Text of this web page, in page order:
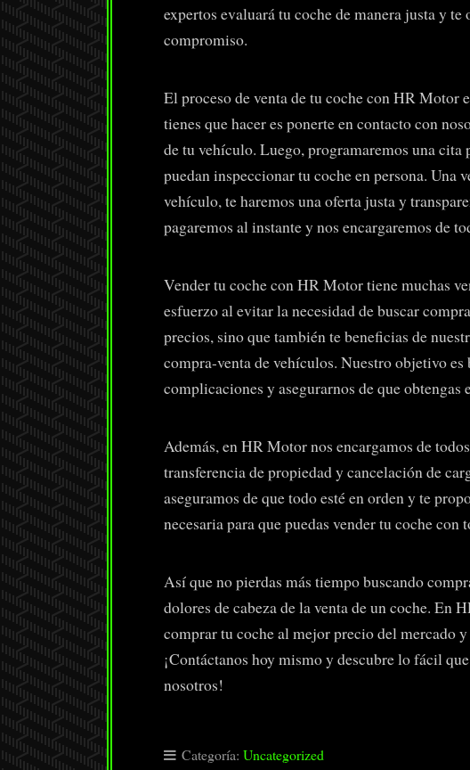
expertos evaluará tu coche de manera justa y
compromiso.
El proceso de venta de tu coche con HR Motor
tienes que hacer es ponerte en contacto con
de tu vehículo. Luego, programaremos una cita
puedan inspeccionar tu coche en persona. Una
vehículo, te haremos una oferta justa y
pagaremos al instante y nos encargaremos de
Vender tu coche con HR Motor tiene muchas
esfuerzo al evitar la necesidad de buscar
precios, sino que también te beneficias de
compra-venta de vehículos. Nuestro objetivo
complicaciones y asegurarnos de que
Además, en HR Motor nos encargamos de
transferencia de propiedad y cancelación de
aseguramos de que todo esté en orden y te
necesaria para que puedas vender tu coche
Así que no pierdas más tiempo buscando
dolores de cabeza de la venta de un coche. En
comprar tu coche al mejor precio del mercado
¡Contáctanos hoy mismo y descubre lo fácil
nosotros!
Categoría: Uncategorized